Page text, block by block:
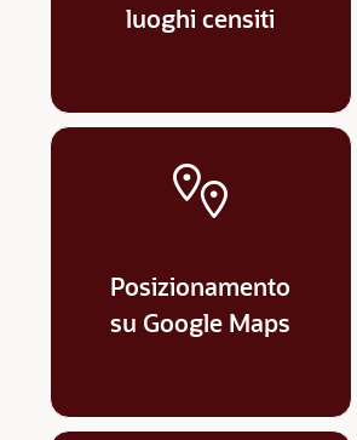
luoghi censiti
Posizionamento
su Google Maps